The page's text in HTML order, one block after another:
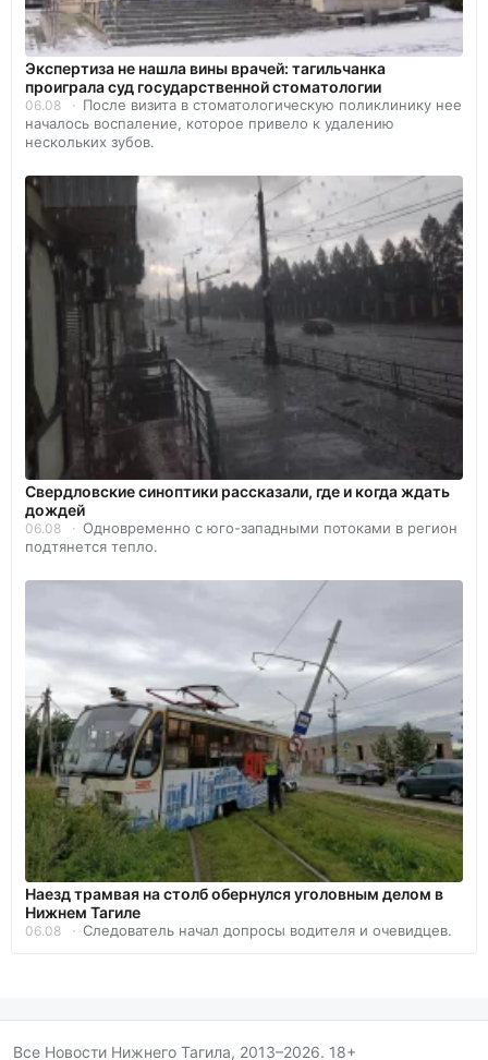
Экспертиза не нашла вины врачей: тагильчанка
проиграла суд государственной стоматологии
06.08
После визита в стоматологическую поликлинику нее
началось воспаление, которое привело к удалению
нескольких зубов.
Свердловские синоптики рассказали, где и когда ждать
дождей
06.08
Одновременно с юго-западными потоками в регион
подтянется тепло.
Наезд трамвая на столб обернулся уголовным делом в
Нижнем Тагиле
06.08 Следователь начал допросы водителя и очевидцев.
Все Новости Нижнего Тагила, 2013–2026. 18+